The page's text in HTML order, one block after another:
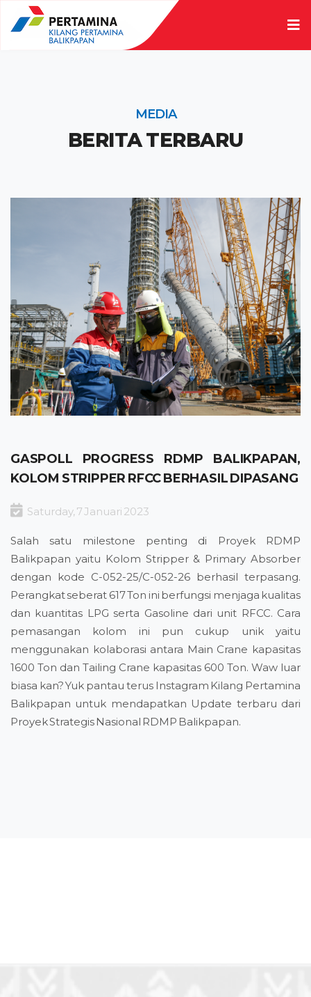
MEDIA
BERITA TERBARU
GASPOLL PROGRESS RDMP BALIKPAPAN,
KOLOM STRIPPER RFCC BERHASIL DIPASANG
Saturday, 7 Januari 2023
Salah satu milestone penting di Proyek RDMP
Balikpapan yaitu Kolom Stripper & Primary Absorber
dengan kode C-052-25/C-052-26 berhasil terpasang.
Perangkat seberat 617 Ton ini berfungsi menjaga kualitas
dan kuantitas LPG serta Gasoline dari unit RFCC. Cara
pemasangan kolom ini pun cukup unik yaitu
menggunakan kolaborasi antara Main Crane kapasitas
1600 Ton dan Tailing Crane kapasitas 600 Ton. Waw luar
biasa kan? Yuk pantau terus Instagram Kilang Pertamina
Balikpapan untuk mendapatkan Update terbaru dari
Proyek Strategis Nasional RDMP Balikpapan.